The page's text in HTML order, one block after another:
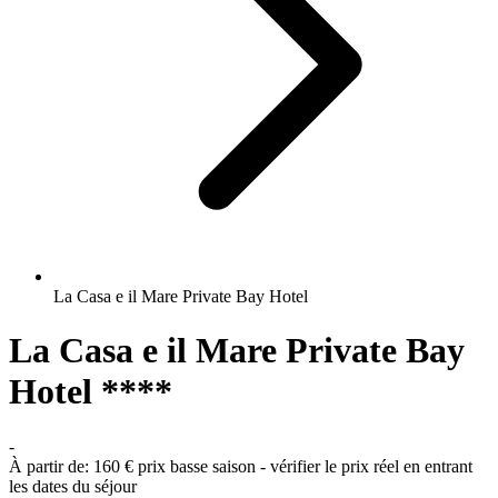
La Casa e il Mare Private Bay Hotel
La Casa e il Mare Private Bay
Hotel ****
-
À partir de: 160 € prix basse saison - vérifier le prix réel en entrant
les dates du séjour